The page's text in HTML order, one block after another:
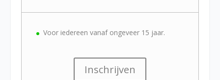
Voor iedereen vanaf ongeveer 15 jaar.
Inschrijven